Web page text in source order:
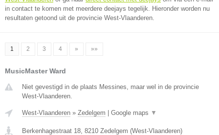
in contact te komen met meerdere deejays tegelijk. Hieronder worden nu
resultaten getoond uit de provincie West-Vlaanderen.
1 2 3 4 » »»
MusicMaster Ward
Niet gevestigd in de plaats Messines, maar wel in de provincie
West-Vlaanderen.
West-Vlaanderen » Zedelgem Google maps ▼
Berkenhagestraat 18, 8210 Zedelgem (West-Vlaanderen)